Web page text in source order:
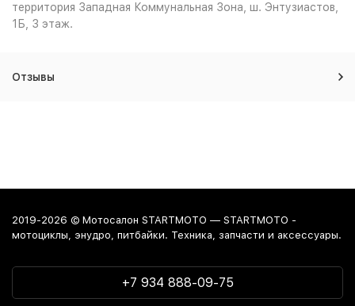
территория Западная Коммунальная Зона, ш. Энтузиастов,
1Б, 3 этаж.
Отзывы
2019-2026 © Мотосалон STARTMOTO — STARTMOTO -
мотоциклы, энудро, питбайки. Техника, запчасти и аксессуары.
+7 934 888-09-75